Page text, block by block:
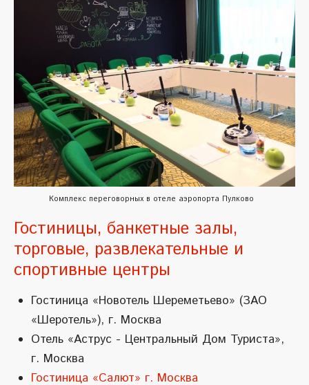
Комплекс переговорных в отеле аэропорта Пулково
Гостиницы, банкетные залы,
торговые, развлекательные и
спортивные центры
Гостиница «Новотель Шереметьево» (ЗАО
«Шеротель»), г. Москва
Отель «Аструс - Центральный Дом Туриста»,
г. Москва
Гостиница «Салют» г. Москва